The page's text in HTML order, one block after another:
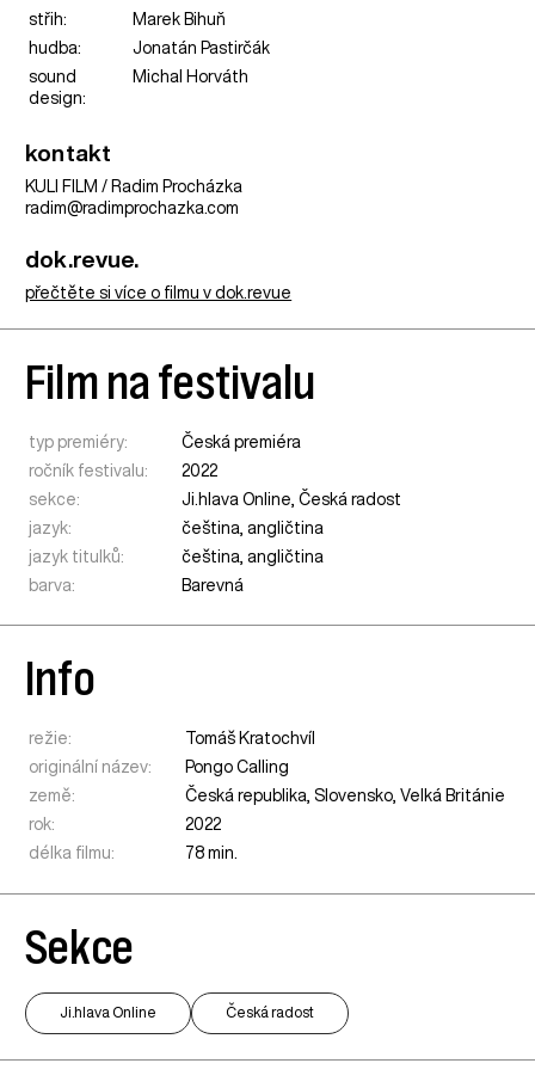
střih:
Marek Bihuň
hudba:
Jonatán Pastirčák
sound
design:
Michal Horváth
kontakt
KULI FILM / Radim Procházka
radim@radimprochazka.com
dok.revue.
přečtěte si více o filmu v dok.revue
Film na festivalu
typ premiéry:
Česká premiéra
ročník festivalu:
2022
sekce:
Ji.hlava Online,Česká radost
jazyk:
čeština, angličtina
jazyk titulků:
čeština, angličtina
barva:
Barevná
Info
režie:
Tomáš Kratochvíl
originální název:
Pongo Calling
země:
Česká republika,Slovensko,Velká Británie
rok:
2022
délka filmu:
78 min.
Sekce
Ji.hlava Online Česká radost